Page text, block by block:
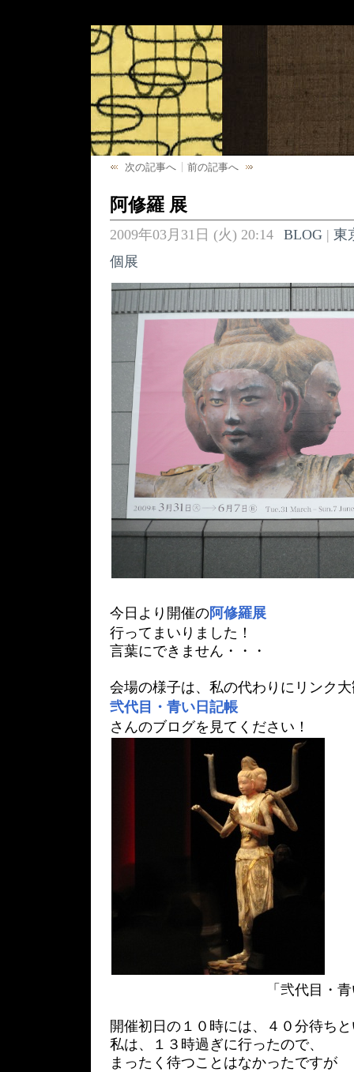
次の記事へ 前の記事へ
阿修羅 展
2009年03月31日 (火) 20:14 BLOG| 東
個展
今日より開催の阿修羅展
行ってまいりました！
言葉にできません・・・
会場の様子は、私の代わりにリンク
弐代目・青い日記帳
さんのブログを見てください！
「弐代目・青い日記
開催初日の１０時には、４０分待ち
私は、１３時過ぎに行ったので、
まったく待つことはなかったですが